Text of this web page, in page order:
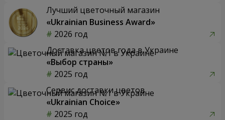
Лучший цветочный магазин
«Ukrainian Business Award»
2026 год
Доставка цветов года в Украине
«Выбор страны»
2025 год
Сервис доставки цветов
«Ukrainian Choice»
2025 год